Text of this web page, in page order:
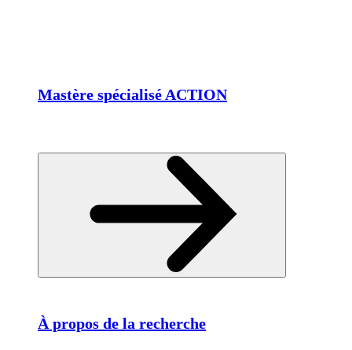
Mastère spécialisé ACTION
À propos de la recherche